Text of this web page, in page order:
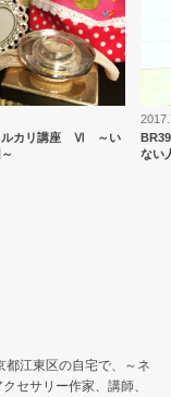
ルカリ講座 Ⅵ ～い
ない
都江東区の自宅で、～ネ
セサリー作家、講師、